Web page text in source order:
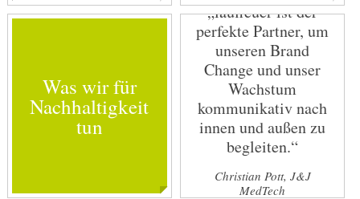
Jörn Rebentrost
Was wir für
Nachhaltigkeit
tun
„lauffeuer ist der
perfekte Partner, um
unseren Brand
Change und unser
Wachstum
kommunikativ nach
innen und außen zu
begleiten.“
Christian Pott, J&J
MedTech